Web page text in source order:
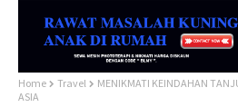
Home Travel
MENIKMATI KEINDAHAN
ASIA